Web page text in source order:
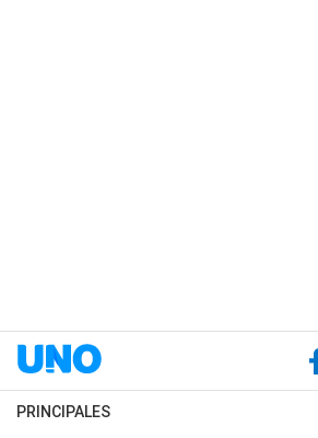
PRINCIPALES